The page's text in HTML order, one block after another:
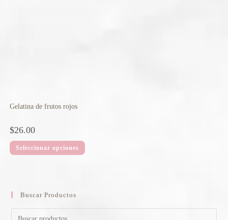
Gelatina de frutos rojos
$26.00
Seleccionar opciones
Buscar Productos